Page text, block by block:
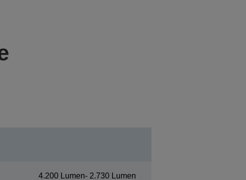
4.200 Lumen- 2.730 Lumen